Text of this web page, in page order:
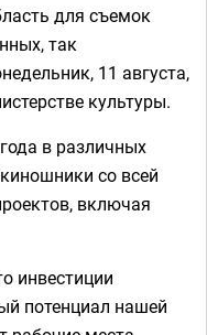
для съемок
так
11 августа,
культуры.
в различных
со всей
включая
инвестиции
потенциал нашей